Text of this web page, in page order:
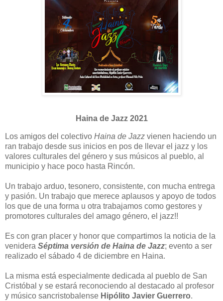
Haina de Jazz 2021
Los amigos del colectivo Haina de Jazz vienen haciendo un
ran trabajo desde sus inicios en pos de llevar el jazz y los
valores culturales del género y sus músicos al pueblo, al
municipio y hace poco hasta Rincón.
Un trabajo arduo, tesonero, consistente, con mucha entrega
y pasión. Un trabajo que merece aplausos y apoyo de todos
los que de una forma u otra trabajamos como gestores y
promotores culturales del amago género, el jazz!!
Es con gran placer y honor que compartimos la noticia de la
venidera Séptima versión de Haina de Jazz; evento a ser
realizado el sábado 4 de diciembre en Haina.
La misma está especialmente dedicada al pueblo de San
Cristóbal y se estará reconociendo al destacado al profesor
y músico sancristobalense Hipólito Javier Guerrero.